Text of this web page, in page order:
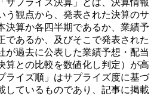
サプライズ決算」とは、決算情報
う観点から、発表された決算のサ
決算か各四半期であるか、業績予
であるか、及びそこで発表された
が過去に公表した業績予想・配当
算との比較を数値化し判定）が高
ライズ順」はサプライズ度に基づ
しているものであり、記事に掲載